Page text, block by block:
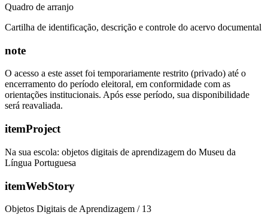
Quadro de arranjo
Cartilha de identificação, descrição e controle do acervo documental
note
O acesso a este asset foi temporariamente restrito (privado) até o
encerramento do período eleitoral, em conformidade com as
orientações institucionais. Após esse período, sua disponibilidade
será reavaliada.
itemProject
Na sua escola: objetos digitais de aprendizagem do Museu da
Língua Portuguesa
itemWebStory
Objetos Digitais de Aprendizagem / 13